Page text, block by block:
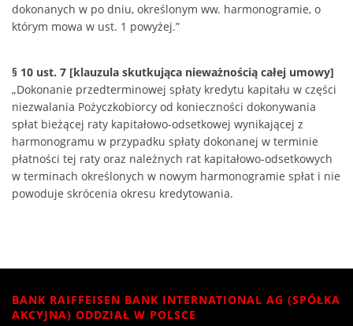
dokonanych w po dniu, określonym ww. harmonogramie, o
którym mowa w ust. 1 powyżej.”
§ 10 ust. 7 [klauzula skutkująca nieważnością całej umowy]
„Dokonanie przedterminowej spłaty kredytu kapitału w części
niezwalania Pożyczkobiorcy od konieczności dokonywania
spłat bieżącej raty kapitałowo-odsetkowej wynikającej z
harmonogramu w przypadku spłaty dokonanej w terminie
płatności tej raty oraz należnych rat kapitałowo-odsetkowych
w terminach określonych w nowym harmonogramie spłat i nie
powoduje skrócenia okresu kredytowania.
BANK RAIFFEISEN BANK INTERNATIONAL AG (SPÓŁKA
AKCYJNA) ODDZIAŁ W POLSCE